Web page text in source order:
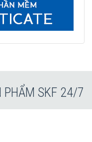
PHẨM SKF 24/7